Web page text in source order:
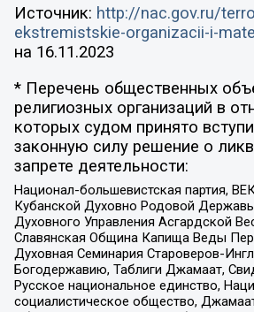
Источник: http://nac.gov.ru/
ekstremistskie-organizacii-i-
на 16.11.2023
* Перечень общественных
религиозных организаций в
которых судом принято
законную силу решение о
запрете деятельности:
Национал-большевистская партия,
Кубанской Духовно Родовой
Духовного Управления Асгардской
Славянская Община Капища Веды
Духовная Семинария Староверов-
Богодержавию, Таблиги Джамаат,
Русское национальное единство,
социалистическое общество,